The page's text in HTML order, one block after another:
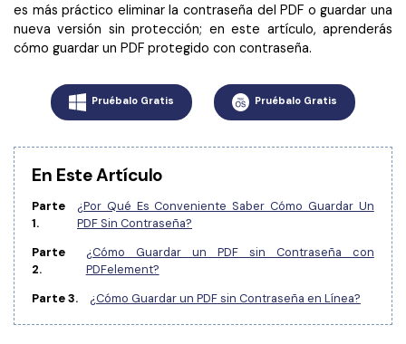
Convertir Word a PDF
Más herrmientas online
Profesionales
Firmar PDF
PDF por lotes
Censurar PDFNuevo
PDF OCR
Extraer datos de PDF
Todas las herramientas de IA
Trucos para Mac
Trucos para Windows
Ver más
¿Por qué PDFelement?
Reseñas
Comparación de software
Usar mejor PDFelement
es más práctico eliminar la contraseña del PDF o guardar una
nueva versión sin protección; en este artículo, aprenderás
cómo guardar un PDF protegido con contraseña.
Pruébalo Gratis Pruébalo Gratis
En Este Artículo
Parte
1.
¿Por Qué Es Conveniente Saber Cómo Guardar Un
PDF Sin Contraseña?
Parte
2.
¿Cómo Guardar un PDF sin Contraseña con
PDFelement?
Parte 3.
¿Cómo Guardar un PDF sin Contraseña en Línea?